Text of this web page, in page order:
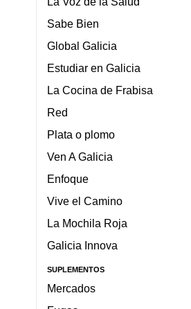
Sabe Bien
Global Galicia
Estudiar en Galicia
La Cocina de Frabisa
Red
Plata o plomo
Ven A Galicia
Enfoque
Vive el Camino
La Mochila Roja
Galicia Innova
SUPLEMENTOS
Mercados